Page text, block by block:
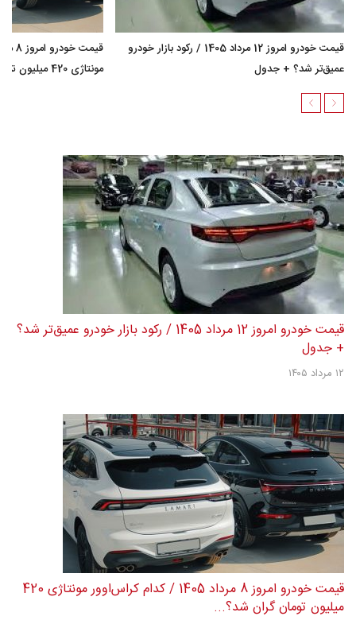
قیمت خودرو امروز 12 مرداد 1405 / رکود بازار خودرو
عمیق‌تر شد؟ + جدول
مونتاژی 420 میلیون تومان گران شد؟ + جدول
قیمت خودرو امروز 12 مرداد 1405 / رکود بازار خودرو عمیق‌تر شد؟
+ جدول
۱۲ مرداد ۱۴۰۵
قیمت خودرو امروز 8 مرداد 1405 / کدام کراس‌اوور مونتاژی 420
میلیون تومان گران شد؟...